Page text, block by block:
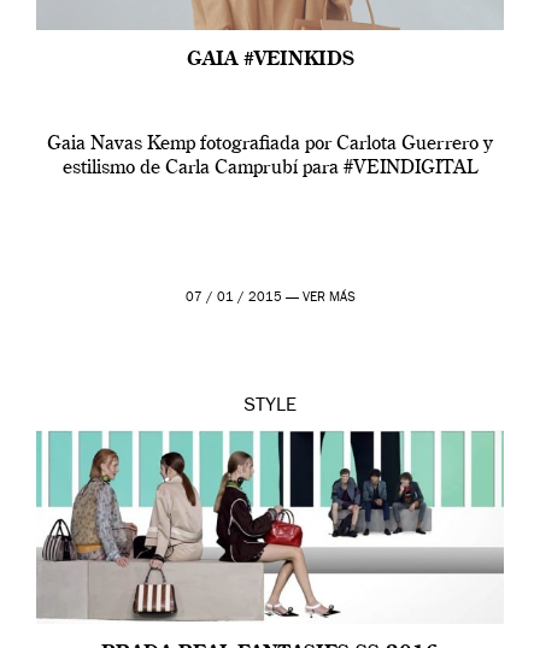
GAIA #VEINKIDS
Gaia Navas Kemp fotografiada por Carlota Guerrero y
estilismo de Carla Camprubí para #VEINDIGITAL
07 / 01 / 2015 — VER MÁS
STYLE